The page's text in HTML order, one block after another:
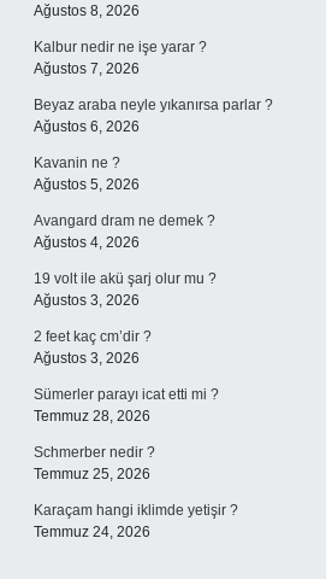
Ağustos 8, 2026
Kalbur nedir ne işe yarar ?
Ağustos 7, 2026
Beyaz araba neyle yıkanırsa parlar ?
Ağustos 6, 2026
Kavanin ne ?
Ağustos 5, 2026
Avangard dram ne demek ?
Ağustos 4, 2026
19 volt ile akü şarj olur mu ?
Ağustos 3, 2026
2 feet kaç cm’dir ?
Ağustos 3, 2026
Sümerler parayı icat etti mi ?
Temmuz 28, 2026
Schmerber nedir ?
Temmuz 25, 2026
Karaçam hangi iklimde yetişir ?
Temmuz 24, 2026